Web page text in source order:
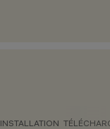
INSTALLATION